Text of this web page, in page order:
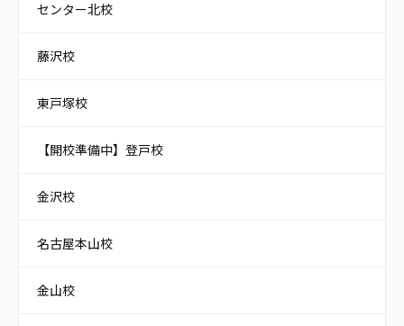
センター北校
藤沢校
東戸塚校
【開校準備中】登戸校
金沢校
名古屋本山校
金山校